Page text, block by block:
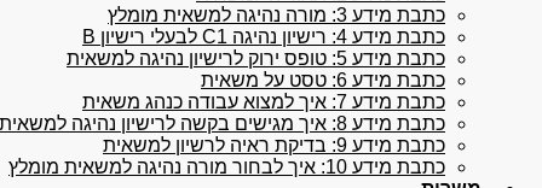
כתבת מידע 3: מורה נהיגה למשאית מומלץ
כתבת מידע 4: רישיון נהיגה C1 לבעלי רישיון B
כתבת מידע 5: טופס ירוק לרישיון נהיגה למשאית
כתבת מידע 6: טסט על משאית
כתבת מידע 7: איך למצוא עבודה כנהג משאית
כתבת מידע 8: איך מגישים בקשה לרישיון נהיגה למשאית
כתבת מידע 9: בדיקת ראיה לרשיון למשאית
כתבת מידע 10: איך לבחור מורה נהיגה למשאית מומלץ